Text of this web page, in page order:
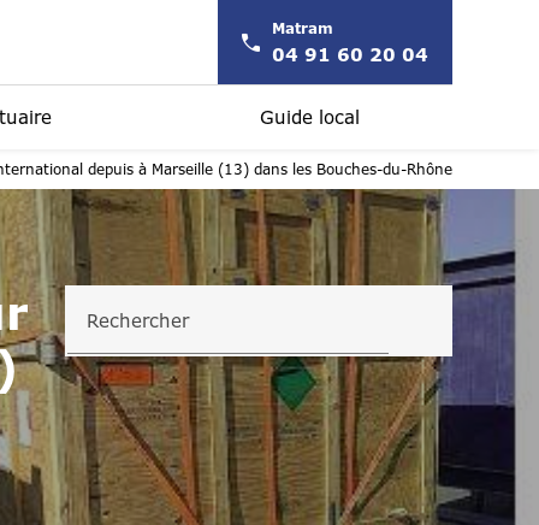
Matram
04 91 60 20 04
Guide local
depuis à Marseille (13) dans les Bouches-du-Rhône
Rechercher